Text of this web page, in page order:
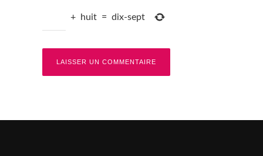
+ huit = dix-sept